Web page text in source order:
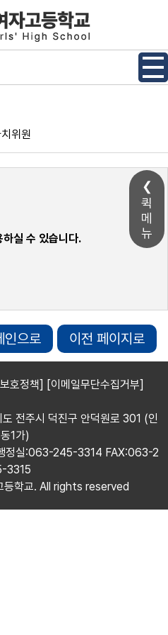
퀵
메
뉴
위원
실 수 있습니다.
인으로 이전 페이지로
호정책] [이메일무단수집거부]
전주시 덕진구 안덕원로 301 (인
1가)
정실:063-245-3314 FAX:063-2
3315
학교. All rights reserved